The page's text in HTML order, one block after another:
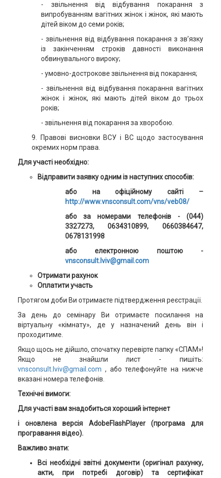
- звільнення від відбування покарання з
випробуванням вагітних жінок і жінок, які мають
дітей віком до семи років;
- звільнення від відбування покарання з зв’язку
із закінченням строків давності виконання
обвинувального вироку;
- умовно-дострокове звільнення від покарання;
- звільнення від відбування покарання вагітних
жінок і жінок, які мають дітей віком до трьох
років;
- звільнення від покарання за хворобою.
9. Правові висновки ВСУ і ВС щодо застосування
окремих норм права.
Для участі необхідно:
Відправити заявку одним із наступних способів:
або на офіційному сайті –
http://www.vnsconsult.com/vns/veb08/
або за номерами телефонів - (044)
3327273,0634310899, 0660384647,
0678131998
або електронною поштою -
vnsconsult.lviv@gmail.com
Отримати рахунок
Оплатити участь
Протягом доби Ви отримаєте підтвердження реєстрації.
За день до семінару Ви отримаєте посилання на
віртуальну «кімнату», де у назначений день він і
проходитиме.
Якщо щось не дійшло, спочатку перевірте папку «СПАМ»!
Якщо не знайшли лист - пишіть:
vnsconsult.lviv@gmail.com , або телефонуйте на нижче
вказані номера телефонів.
Технічні вимоги:
Для участі вам знадобиться хороший інтернет
і оновлена версія AdobeFlashPlayer (програма для
програвання відео).
Важливо знати:
Всі необхідні звітні документи (оригінал рахунку,
акти, при потребі договір) та сертифікат